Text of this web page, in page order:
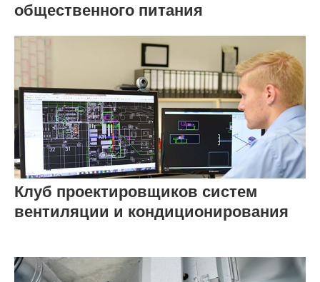
общественного питания
Клуб проектировщиков систем
вентиляции и кондиционирования